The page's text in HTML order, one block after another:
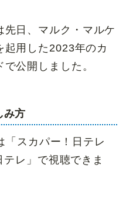
先日、マルク・マルケ
起用した2023年のカ
公開しました。
み方
「スカパー！日テレ
レ」で視聴できま